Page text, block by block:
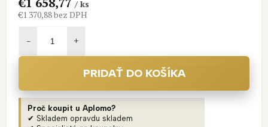
/ ks
€1 370,88bez DPH
PRIDAŤ DO KOŠÍKA
Proč koupit u Aplomo?
✔ Skladem opravdu skladem